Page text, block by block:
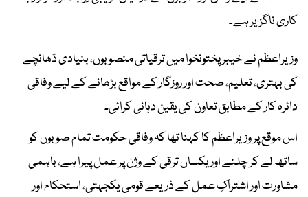
کاری ناگزیر ہے۔
وزیراعظم نے خیبر پختونخوا میں ترقیاتی منصوبوں، بنیادی ڈھانچے
کی بہتری، تعلیم، صحت اور روزگار کے مواقع بڑھانے کے لیے وفاقی
دائرہ کار کے مطابق تعاون کی یقین دہانی کرائی۔
اس موقع پر وزیراعظم کا کہنا تھا کہ وفاقی حکومت تمام صوبوں کو
ساتھ لے کر چلنے اور یکساں ترقی کے وژن پر عمل پیرا ہے، باہمی
مشاورت اور اشتراکِ عمل کے ذریعے قومی یکجہتی، استحکام اور